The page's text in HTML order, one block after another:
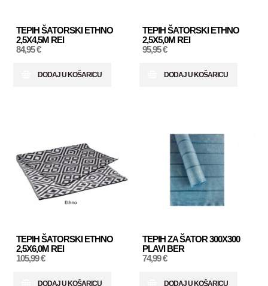
TEPIH ŠATORSKI ETHNO
2,5X4,5M REI
84,95 €
DODAJ U KOŠARICU
TEPIH ŠATORSKI ETHNO
2,5X5,0M REI
95,95 €
DODAJ U KOŠARICU
TEPIH ŠATORSKI ETHNO
2,5X6,0M REI
105,99 €
DODAJ U KOŠARICU
TEPIH ZA ŠATOR 300X300
PLAVI BER
74,99 €
DODAJ U KOŠARICU